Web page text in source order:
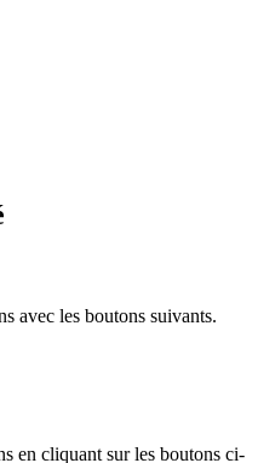
avec les boutons suivants.
en cliquant sur les boutons ci-